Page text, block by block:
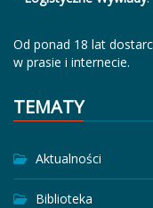
Od ponad 18 lat
w prasie i internecie.
TEMATY
Aktualności
Biblioteka